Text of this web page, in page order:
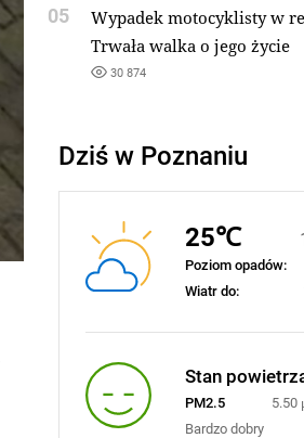
05
Wypadek motocyklisty w
Trwała walka o jego życie
30 874
Dziś w Poznaniu
25℃
Poziom opadów:
Wiatr do:
Stan
PM2.5
5.50
Bardzo dobry